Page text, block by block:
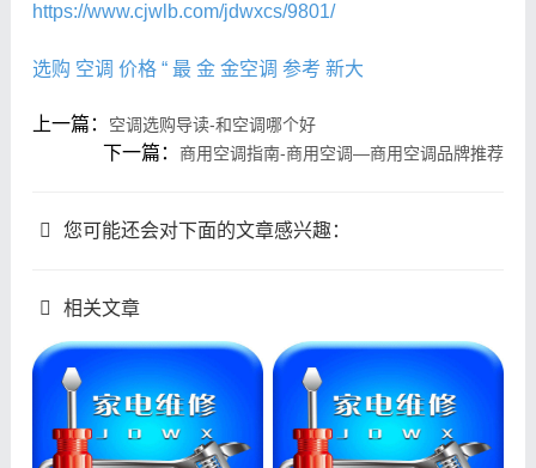
https://www.cjwlb.com/jdwxcs/9801/
选购 空调 价格 “ 最 金 金空调 参考 新大
上一篇： 空调选购导读-和空调哪个好
下一篇：商用空调指南-商用空调—商用空调品牌推荐
您可能还会对下面的文章感兴趣：
相关文章